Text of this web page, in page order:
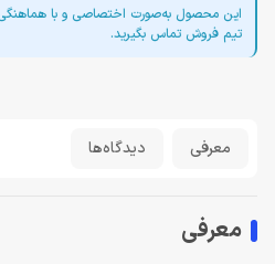
این محصول به‌صورت اختصاصی و با هماهنگی
تیم فروش تماس بگیرید.
معرفی دیدگاه‌ها
معرفی